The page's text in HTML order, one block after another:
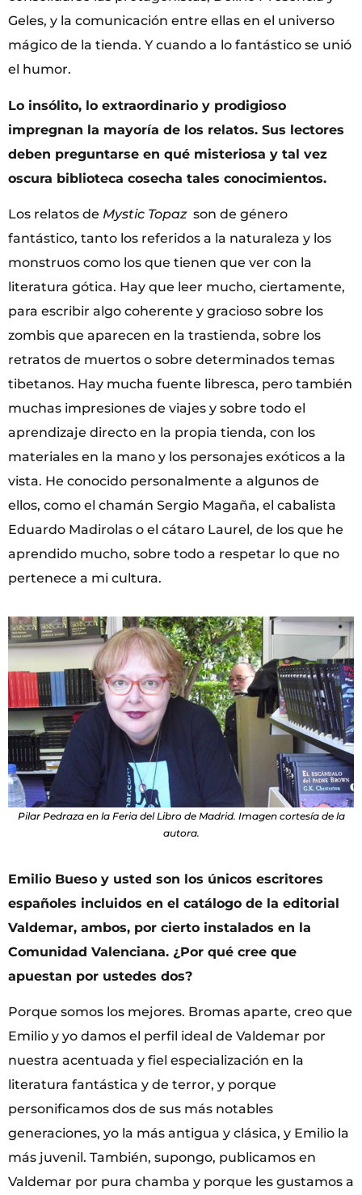
Geles, y la comunicación entre ellas en el universo
mágico de la tienda. Y cuando a lo fantástico se unió
el humor.
Lo insólito, lo extraordinario y prodigioso
impregnan la mayoría de los relatos. Sus lectores
deben preguntarse en qué misteriosa y tal vez
oscura biblioteca cosecha tales conocimientos.
Los relatos de Mystic Topaz son de género
fantástico, tanto los referidos a la naturaleza y los
monstruos como los que tienen que ver con la
literatura gótica. Hay que leer mucho, ciertamente,
para escribir algo coherente y gracioso sobre los
zombis que aparecen en la trastienda, sobre los
retratos de muertos o sobre determinados temas
tibetanos. Hay mucha fuente libresca, pero también
muchas impresiones de viajes y sobre todo el
aprendizaje directo en la propia tienda, con los
materiales en la mano y los personajes exóticos a la
vista. He conocido personalmente a algunos de
ellos, como el chamán Sergio Magaña, el cabalista
Eduardo Madirolas o el cátaro Laurel, de los que he
aprendido mucho, sobre todo a respetar lo que no
pertenece a mi cultura.
Pilar Pedraza en la Feria del Libro de Madrid. Imagen cortesía de la
autora.
Emilio Bueso y usted son los únicos escritores
españoles incluidos en el catálogo de la editorial
Valdemar, ambos, por cierto instalados en la
Comunidad Valenciana. ¿Por qué cree que
apuestan por ustedes dos?
Porque somos los mejores. Bromas aparte, creo que
Emilio y yo damos el perfil ideal de Valdemar por
nuestra acentuada y fiel especialización en la
literatura fantástica y de terror, y porque
personificamos dos de sus más notables
generaciones, yo la más antigua y clásica, y Emilio la
más juvenil. También, supongo, publicamos en
Valdemar por pura chamba y porque les gustamos a